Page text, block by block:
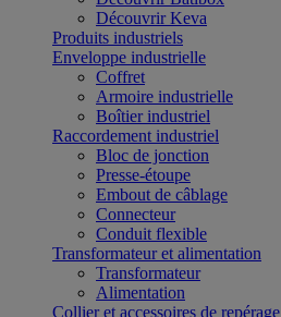
Découvrir Keva
Produits industriels
Enveloppe industrielle
Coffret
Armoire industrielle
Boîtier industriel
Raccordement industriel
Bloc de jonction
Presse-étoupe
Embout de câblage
Connecteur
Conduit flexible
Transformateur et alimentation
Transformateur
Alimentation
Collier et accessoires de repérage